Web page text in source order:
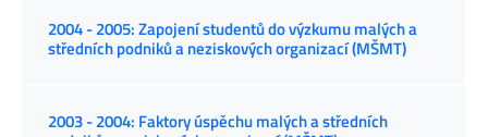
2004 - 2005: Zapojení studentů do výzkumu malých a
středních podniků a neziskových organizací (MŠMT)
2003 - 2004: Faktory úspěchu malých a středních